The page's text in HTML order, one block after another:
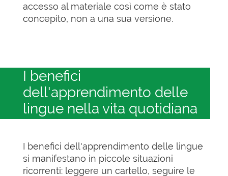
accesso al materiale così come è stato
concepito, non a una sua versione.
I benefici
dell'apprendimento delle
lingue nella vita quotidiana
I benefici dell'apprendimento delle lingue
si manifestano in piccole situazioni
ricorrenti: leggere un cartello, seguire le